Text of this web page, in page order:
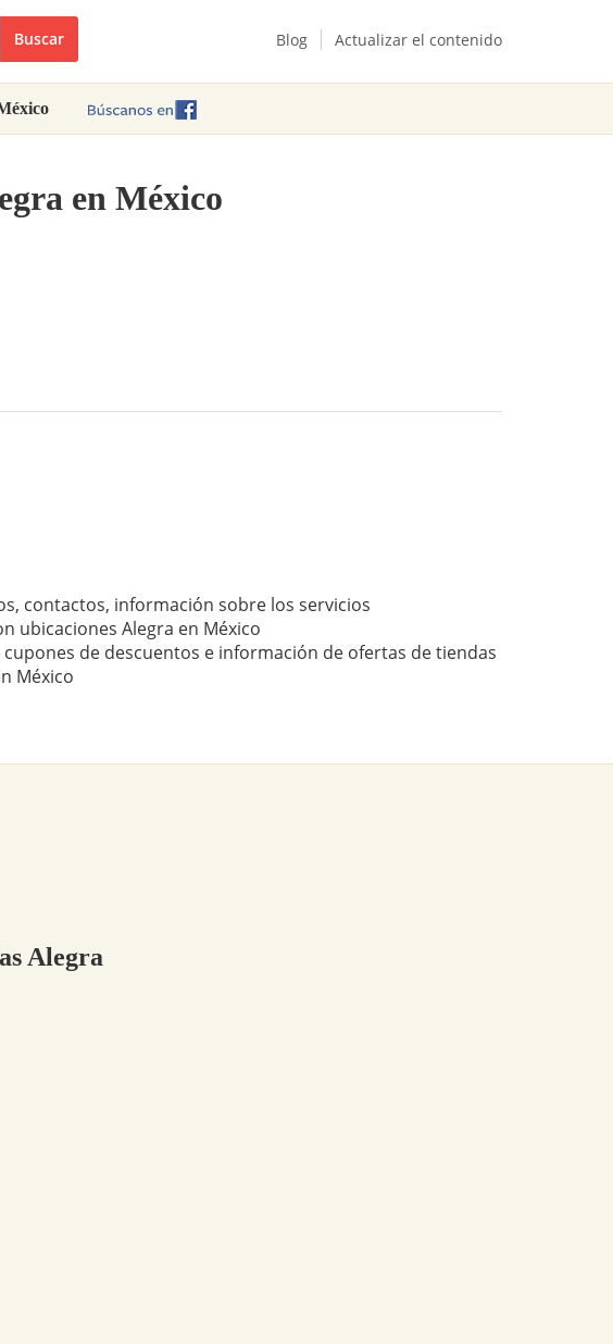
Buscar Blog Actualizar el contenido
en México
contactos, información sobre los servicios
ubicaciones Alegra en México
cupones de descuentos e información de ofertas de tiendas
México
Alegra